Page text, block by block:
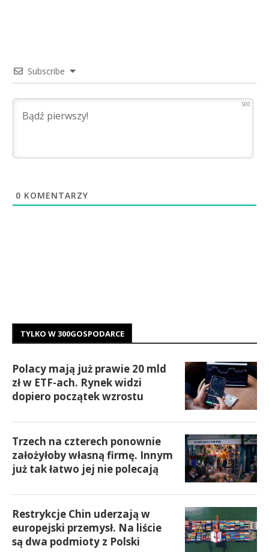
Subscribe
500
0 KOMENTARZY
TYLKO W 300GOSPODARCE
Polacy mają już prawie 20 mld
zł w ETF-ach. Rynek widzi
dopiero początek wzrostu
Trzech na czterech ponownie
założyłoby własną firmę. Innym
już tak łatwo jej nie polecają
Restrykcje Chin uderzają w
europejski przemysł. Na liście
są dwa podmioty z Polski